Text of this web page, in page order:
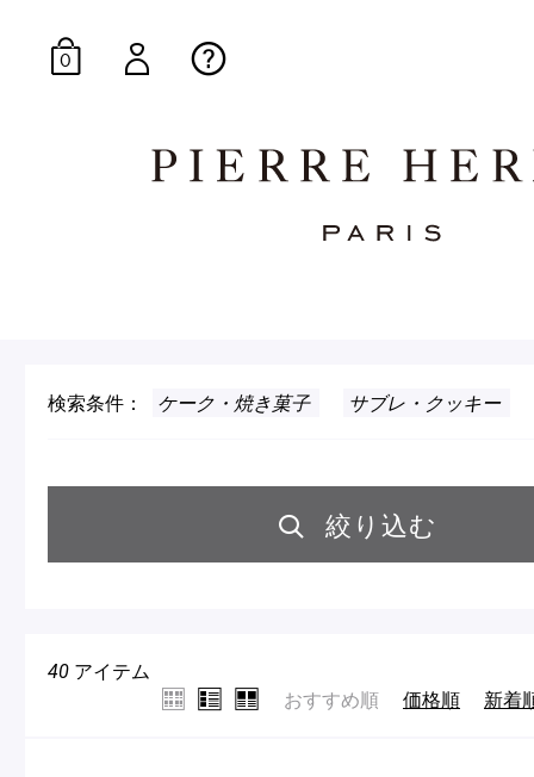
E-Gourmandise
マカロンギフト
Macarons
ケーキ
Gâteaux
0
検索条件： ケーク・焼き菓子 サブレ・クッキー
絞り込む
カテゴリーで絞り込む
40 アイテム
おすすめ順
価格順 新着